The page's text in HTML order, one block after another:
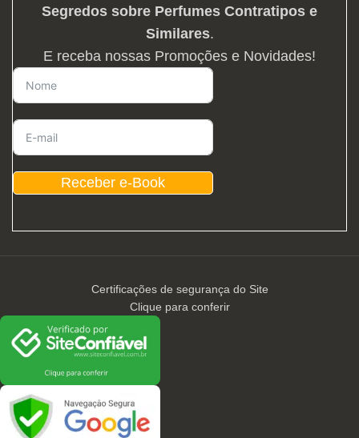
Segredos sobre Perfumes Contratipos e
Similares.
E receba nossas Promoções e Novidades!
Receber e-Book
Certificações de segurança do Site
Clique para conferir